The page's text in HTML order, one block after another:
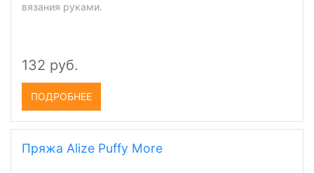
вязания руками.
132 руб.
ПОДРОБНЕЕ
Пряжа Alize Puffy More